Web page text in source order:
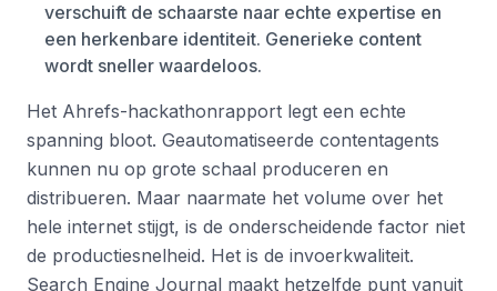
verschuift de schaarste naar echte expertise en
een herkenbare identiteit. Generieke content
wordt sneller waardeloos.
Het Ahrefs-hackathonrapport legt een echte
spanning bloot. Geautomatiseerde contentagents
kunnen nu op grote schaal produceren en
distribueren. Maar naarmate het volume over het
hele internet stijgt, is de onderscheidende factor niet
de productiesnelheid. Het is de invoerkwaliteit.
Search Engine Journal maakt hetzelfde punt vanuit